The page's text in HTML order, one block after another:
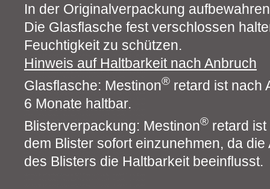
In der Originalverpackung
Die Glasflasche fest verschlossen
Feuchtigkeit zu schützen.
Hinweis auf Haltbarkeit nach Anbruch
Glasflasche: Mestinon® retard ist nach
6 Monate haltbar.
Blisterverpackung: Mestinon® retard
dem Blister sofort einzunehmen, da
des Blisters die Haltbarkeit beeinflusst.